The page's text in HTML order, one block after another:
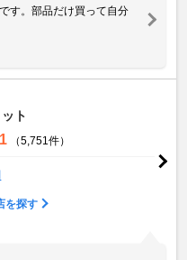
す。部品だけ買って自分
ト
（5,751件）
を探す